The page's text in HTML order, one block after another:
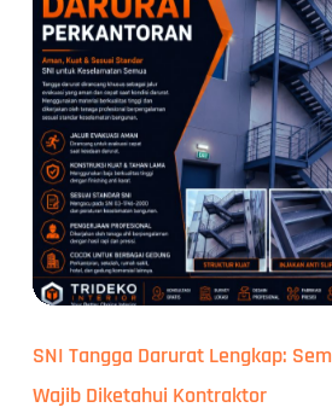
SNI Tangga Darurat Lengkap:
Wajib Diketahui Kontraktor